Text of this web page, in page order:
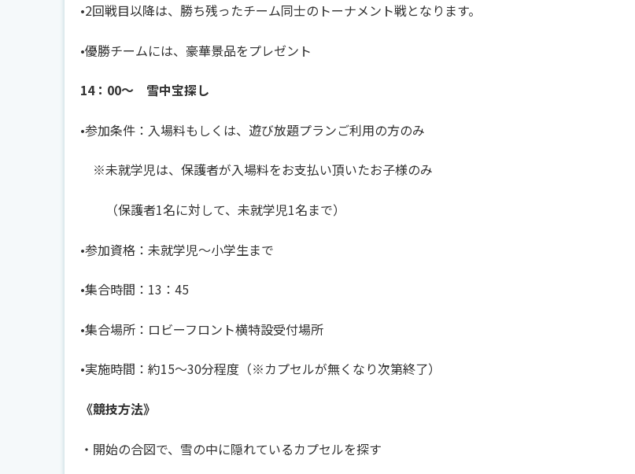
•2回戦目以降は、勝ち残ったチーム同士のトーナメント戦となります。
•優勝チームには、豪華景品をプレゼント
14：00～ 雪中宝探し
•参加条件：入場料もしくは、遊び放題プランご利用の方のみ
※未就学児は、保護者が入場料をお支払い頂いたお子様のみ
（保護者1名に対して、未就学児1名まで）
•参加資格：未就学児～小学生まで
•集合時間：13：45
•集合場所：ロビーフロント横特設受付場所
•実施時間：約15～30分程度（※カプセルが無くなり次第終了）
《競技方法》
・開始の合図で、雪の中に隠れているカプセルを探す